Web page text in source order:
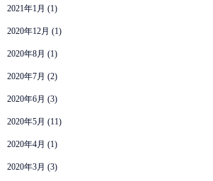
2021年1月 (1)
2020年12月 (1)
2020年8月 (1)
2020年7月 (2)
2020年6月 (3)
2020年5月 (11)
2020年4月 (1)
2020年3月 (3)